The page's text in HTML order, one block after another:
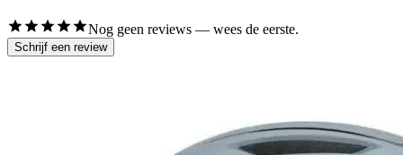
Nog geen reviews — wees de eerste.
Schrijf een review